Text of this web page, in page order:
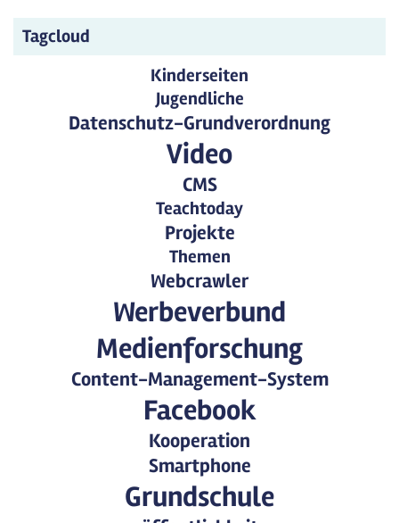
Tagcloud
Kinderseiten
Jugendliche
Datenschutz-Grundverordnung
Video
CMS
Teachtoday
Projekte
Themen
Webcrawler
Werbeverbund
Medienforschung
Content-Management-System
Facebook
Kooperation
Smartphone
Grundschule